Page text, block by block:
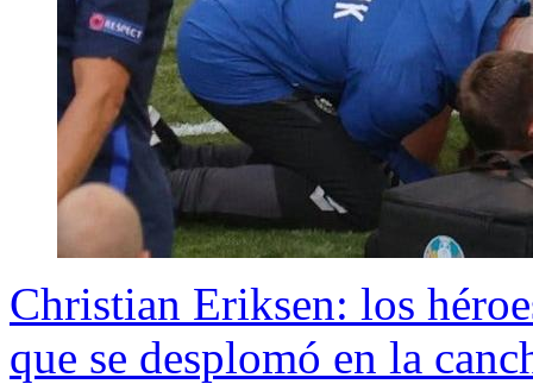
Christian Eriksen: los
que se desplomó en la